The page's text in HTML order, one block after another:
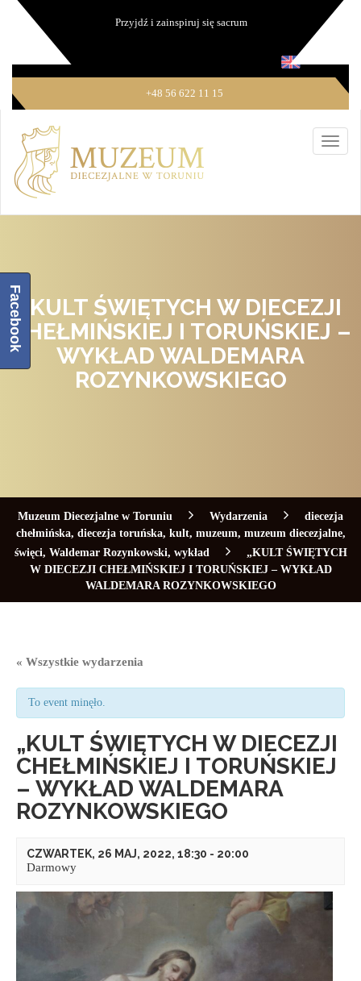
Przyjdź i zainspiruj się sacrum
+48 56 622 11 15
„KULT ŚWIĘTYCH W DIECEZJI
CHEŁMIŃSKIEJ I TORUŃSKIEJ –
WYKŁAD WALDEMARA
ROZYNKOWSKIEGO
Muzeum Diecezjalne w Toruniu Wydarzenia
diecezja
chełmińska, diecezja toruńska, kult, muzeum, muzeum diecezjalne,
święci, Waldemar Rozynkowski, wykład
„KULT ŚWIĘTYCH
W DIECEZJI CHEŁMIŃSKIEJ I TORUŃSKIEJ – WYKŁAD
WALDEMARA ROZYNKOWSKIEGO
« Wszystkie wydarzenia
To event minęło.
„KULT ŚWIĘTYCH W DIECEZJI
CHEŁMIŃSKIEJ I TORUŃSKIEJ
– WYKŁAD WALDEMARA
ROZYNKOWSKIEGO
CZWARTEK, 26 MAJ, 2022, 18:30 - 20:00
Darmowy
Facebook